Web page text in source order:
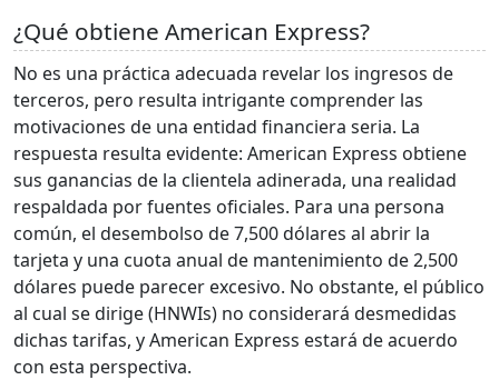
¿Qué obtiene American Express?
No es una práctica adecuada revelar los ingresos de
terceros, pero resulta intrigante comprender las
motivaciones de una entidad financiera seria. La
respuesta resulta evidente: American Express obtiene
sus ganancias de la clientela adinerada, una realidad
respaldada por fuentes oficiales. Para una persona
común, el desembolso de 7,500 dólares al abrir la
tarjeta y una cuota anual de mantenimiento de 2,500
dólares puede parecer excesivo. No obstante, el público
al cual se dirige (HNWIs) no considerará desmedidas
dichas tarifas, y American Express estará de acuerdo
con esta perspectiva.